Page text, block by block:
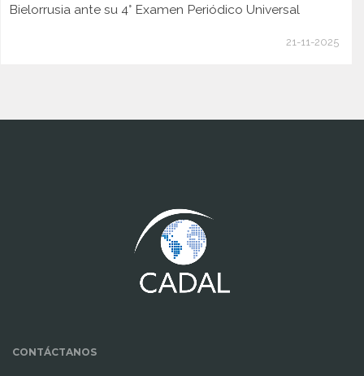
Bielorrusia ante su 4° Examen Periódico Universal
21-11-2025
CONTÁCTANOS